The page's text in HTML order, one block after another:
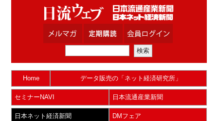
Home データ販売の「ネット経済研究所」
セミナーNAVI 日本流通産業新聞
日本ネット経済新聞 DMフェア